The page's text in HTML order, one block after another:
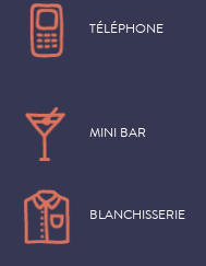
TÉLÉPHONE
MINI BAR
BLANCHISSERIE